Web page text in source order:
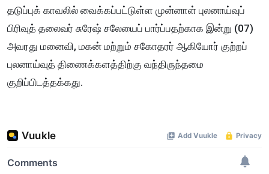
தடுப்புக் காவலில் வைக்கப்பட்டுள்ள முன்னாள் புலனாய்வுப்
பிரிவுத் தலைவர் சுரேஷ் சலேயைப் பார்ப்பதற்காக இன்று (07)
அவரது மனைவி, மகன் மற்றும் சகோதரர் ஆகியோர் குற்றப்
புலனாய்வுத் திணைக்களத்திற்கு வந்திருந்தமை
குறிப்பிடத்தக்கது.